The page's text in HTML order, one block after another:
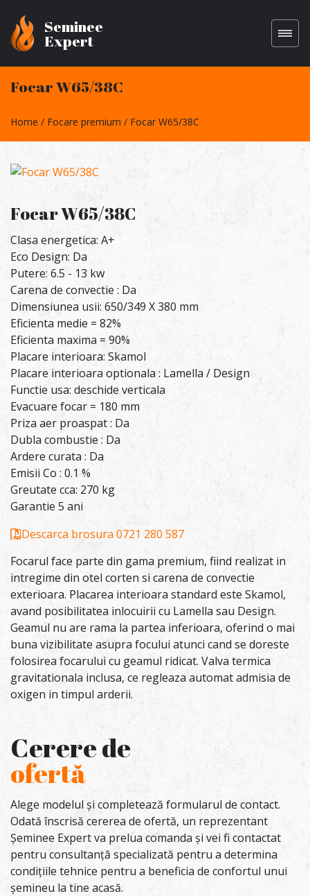
Seminee
Expert
Focar W65/38C
Home Focare premium Focar W65/38C
Focar W65/38C
Clasa energetica: A+
Eco Design: Da
Putere: 6.5 - 13 kw
Carena de convectie : Da
Dimensiunea usii: 650/349 X 380 mm
Eficienta medie = 82%
Eficienta maxima = 90%
Placare interioara: Skamol
Placare interioara optionala : Lamella / Design
Functie usa: deschide verticala
Evacuare focar = 180 mm
Priza aer proaspat : Da
Dubla combustie : Da
Ardere curata : Da
Emisii Co : 0.1 %
Greutate cca: 270 kg
Garantie 5 ani
Descarca brosura0721 280 587
Focarul face parte din gama premium, fiind realizat in
intregime din otel corten si carena de convectie
exterioara. Placarea interioara standard este Skamol,
avand posibilitatea inlocuirii cu Lamella sau Design.
Geamul nu are rama la partea inferioara, oferind o mai
buna vizibilitate asupra focului atunci cand se doreste
folosirea focarului cu geamul ridicat. Valva termica
gravitationala inclusa, ce regleaza automat admisia de
oxigen in timpul arderii.
Cerere de
ofertă
Alege modelul și completează formularul de contact.
Odată înscrisă cererea de ofertă, un reprezentant
Șeminee Expert va prelua comanda și vei fi contactat
pentru consultanță specializată pentru a determina
condițiile tehnice pentru a beneficia de confortul unui
șemineu la tine acasă.